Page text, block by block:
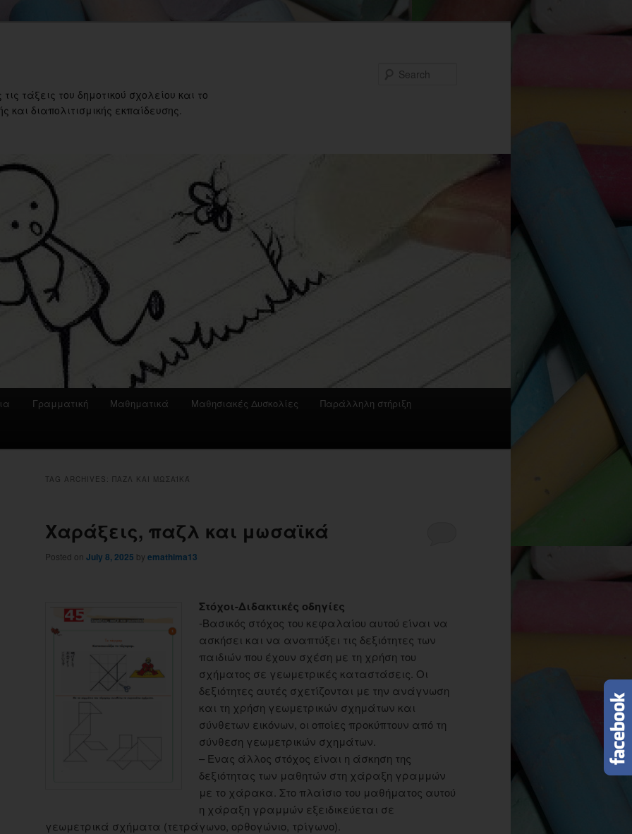
τάξεις του δημοτικού σχολείου και το
διαπολιτισμικής εκπαίδευσης.
Γραμματική Μαθηματικά Μαθησιακές Δυσκολίες Παράλληλη στήριξη
TAG ARCHIVES: ΠΑΖΛ ΚΑΙ ΜΩΣΑΪΚΆ
Χαράξεις, παζλ και μωσαϊκά
Posted on July 8, 2025 by emathima13
Στόχοι-Διδακτικές οδηγίες
-Βασικός στόχος του κεφαλαίου αυτού είναι να
ασκήσει και να αναπτύξει τις δεξιότητες των
παιδιών που έχουν σχέση με τη χρήση του
σχήματος σε γεωμετρικές καταστάσεις. Οι
δεξιότητες αυτές σχετίζονται με την ανάγνωση
και τη χρήση γεωμετρικών σχημάτων και
σύνθετων εικόνων, οι οποίες προκύπτουν από τη
σύνθεση γεωμετρικών σχημάτων.
– Ένας άλλος στόχος είναι η άσκηση της
δεξιότητας των μαθητών στη χάραξη γραμμών
με το χάρακα. Στο πλαίσιο του μαθήματος αυτού
η χάραξη γραμμών εξειδικεύεται σε
γεωμετρικά σχήματα (τετράγωνο, ορθογώνιο, τρίγωνο).